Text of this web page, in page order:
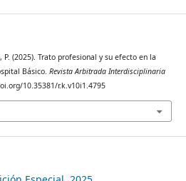
P. (2025). Trato profesional y su efecto en la
Básico. Revista Arbitrada Interdisciplinaria
10.35381/r.k.v10i1.4795